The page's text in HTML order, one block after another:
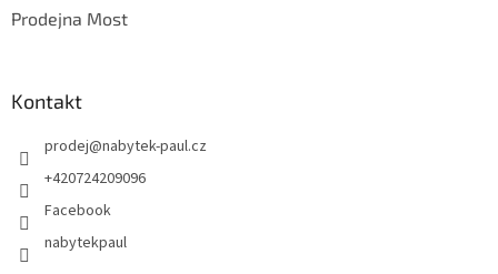
Prodejna Most
Kontakt
prodej@nabytek-paul.cz
+420724209096
Facebook
nabytekpaul